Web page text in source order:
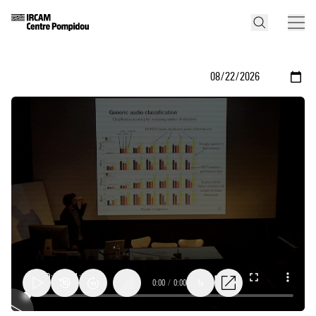
0:00 / 0:00